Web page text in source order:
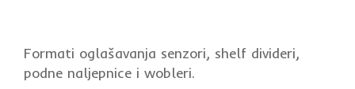
Formati oglašavanja senzori, shelf divideri,
podne naljepnice i wobleri.